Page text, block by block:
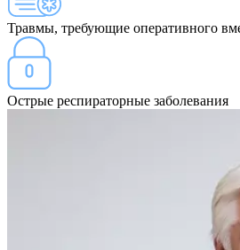
Травмы, требующие оперативного
Острые респираторные заболевания